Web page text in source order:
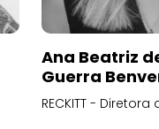
Ana Beatriz
Guerra
RECKITT -